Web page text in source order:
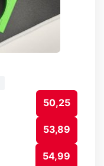
50,25
53,89
54,99